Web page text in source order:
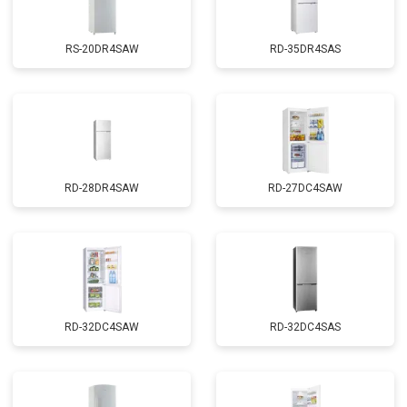
RS-20DR4SAW RD-35DR4SAS
RD-28DR4SAW RD-27DC4SAW
RD-32DC4SAW RD-32DC4SAS